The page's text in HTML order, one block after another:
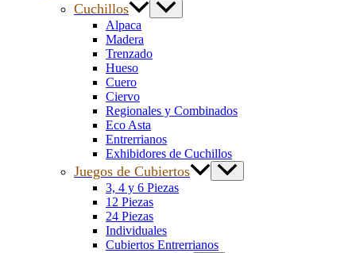
Cuchillos
Alpaca
Madera
Trenzado
Hueso
Cuero
Ciervo
Regionales y Combinados
Eco Asta
Entrerrianos
Exhibidores de Cuchillos
Juegos de Cubiertos
3, 4 y 6 Piezas
12 Piezas
24 Piezas
Individuales
Cubiertos Entrerrianos